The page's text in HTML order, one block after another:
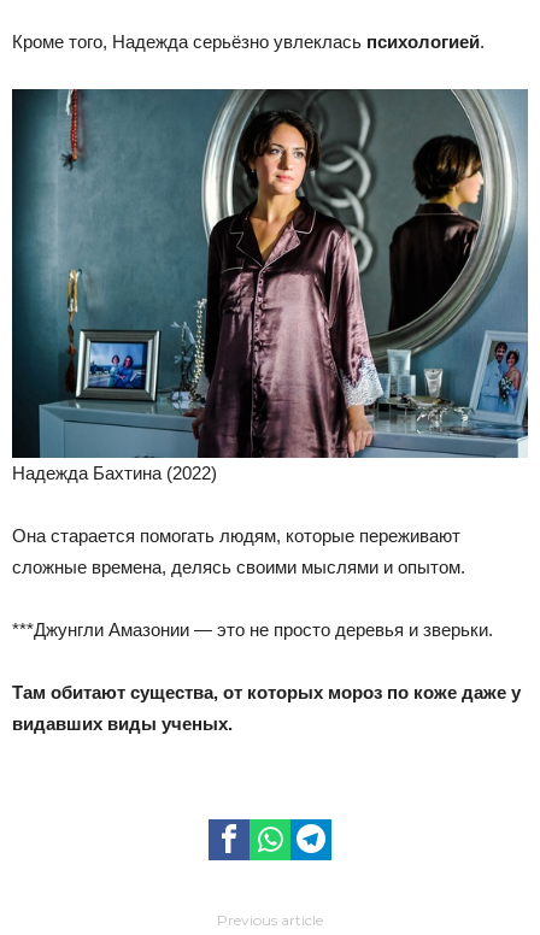
Кроме того, Надежда серьёзно увлеклась психологией.
Надежда Бахтина (2022)
Она старается помогать людям, которые переживают
сложные времена, делясь своими мыслями и опытом.
***Джунгли Амазонии — это не просто деревья и зверьки.
Там обитают существа, от которых мороз по коже даже у
видавших виды ученых.
Previous article